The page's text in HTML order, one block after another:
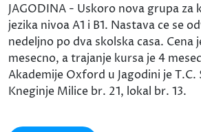
JAGODINA - Uskoro nova grupa za
jezika nivoa A1 i B1. Nastava ce se
nedeljno po dva skolska casa. Cena
mesecno, a trajanje kursa je 4
Akademije Oxford u Jagodini je T.C.
Kneginje Milice br. 21, lokal br. 13.